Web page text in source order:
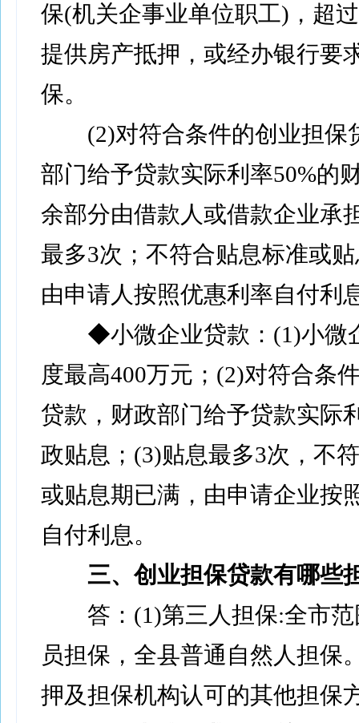
保(机关企事业单位职工)，超
提供房产抵押，或经办银行要
保。
(2)对符合条件的创业担保
部门给予贷款实际利率50%的
余部分由借款人或借款企业承
最多3次；不符合贴息标准或
由申请人按照优惠利率自付利
◆小微企业贷款：(1)小微
度最高400万元；(2)对符合条
贷款，财政部门给予贷款实际
政贴息；(3)贴息最多3次，不
或贴息期已满，由申请企业按
自付利息。
三、创业担保贷款有哪些
答：(1)第三人担保:全市范
员担保，全县普通自然人担保
押及担保机构认可的其他担保